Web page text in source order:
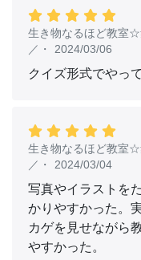
悟空になっちゃった！
☆★☆★うれしいお
「ストーリーマスタ
した。
秘話や、廣嶋先生・
も！
さらに、フォロー＆
り色紙が当たるキャ
☆詳細はこちらか
生き物なるほど教室
／ ・ 2024/03/06
クイズ形式でやっ
生き物なるほど教室
／ ・ 2024/03/04
写真やイラストを
かりやすかった。
カゲを見せながら
やすかった。